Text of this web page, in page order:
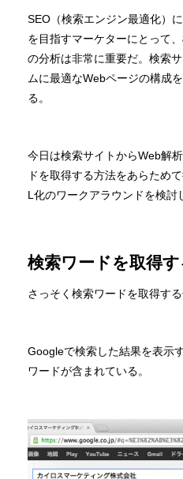
SEO（検索エンジン最適化）
を目指すマーケターにとって
の分析は非常に重要だ。検索
ムに最適なWebページの構成
る。
今日は検索サイトからWeb解
ドを取得する方法をあらため
L化のワークアラウンドを検討
検索ワードを取得
さっそく検索ワードを取得す
Googleで検索した結果を表示
ワードが含まれている。